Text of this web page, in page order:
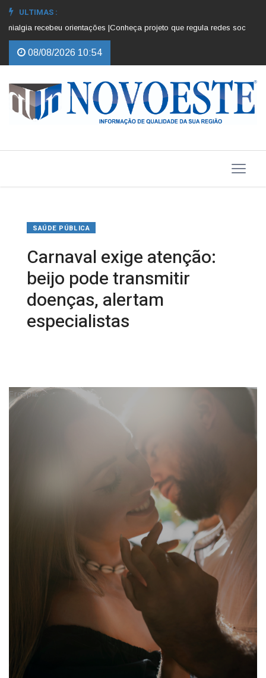
ULTIMAS :
recebeu orientações |Conheça projeto que regula redes sociais para
08/08/2026 10:54
SAÚDE PÚBLICA
Carnaval exige atenção:
beijo pode transmitir
doenças, alertam
especialistas
Freepik -